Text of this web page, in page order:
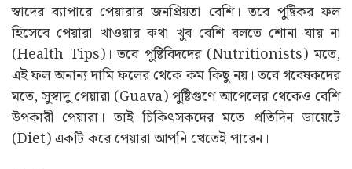
স্বাদের ব্যাপারে পেয়ারার জনপ্রিয়তা বেশি। তবে পুষ্টিকর ফল
হিসেবে পেয়ারা খাওয়ার কথা খুব বেশি বলতে শোনা যায় না
(Health Tips)। তবে পুষ্টিবিদদের (Nutritionists) মতে,
এই ফল অনান্য দামি ফলের থেকে কম কিছু নয়। তবে গবেষকদের
মতে, সুস্বাদু পেয়ারা (Guava) পুষ্টিগুণে আপেলের থেকেও বেশি
উপকারী পেয়ারা। তাই চিকিৎসকদের মতে প্রতিদিন ডায়েটে
(Diet) একটি করে পেয়ারা আপনি খেতেই পারেন।